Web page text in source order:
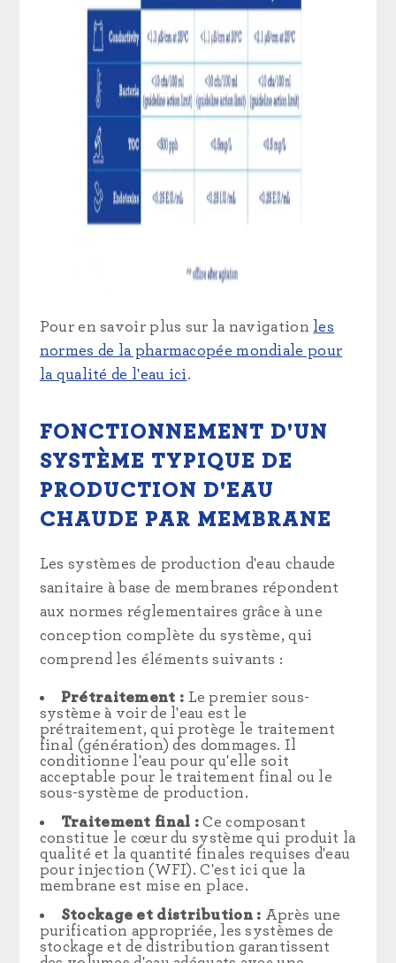
Pour en savoir plus sur la navigation les
normes de la pharmacopée mondiale pour
la qualité de l'eau ici.
FONCTIONNEMENT D'UN
SYSTÈME TYPIQUE DE
PRODUCTION D'EAU
CHAUDE PAR MEMBRANE
Les systèmes de production d'eau chaude
sanitaire à base de membranes répondent
aux normes réglementaires grâce à une
conception complète du système, qui
comprend les éléments suivants :
Prétraitement : Le premier sous-
système à voir de l'eau est le
prétraitement, qui protège le traitement
final (génération) des dommages. Il
conditionne l'eau pour qu'elle soit
acceptable pour le traitement final ou le
sous-système de production.
Traitement final : Ce composant
constitue le cœur du système qui produit la
qualité et la quantité finales requises d'eau
pour injection (WFI). C'est ici que la
membrane est mise en place.
Stockage et distribution : Après une
purification appropriée, les systèmes de
stockage et de distribution garantissent